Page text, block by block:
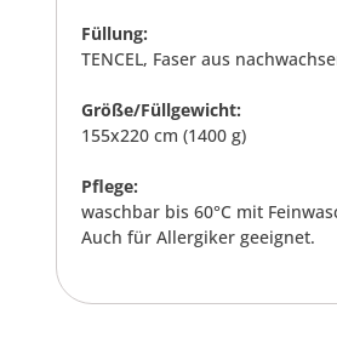
Füllung:
TENCEL, Faser aus
Größe/Füllgewicht:
155x220 cm (1400 g)
Pflege:
waschbar bis 60°C mit
Auch für Allergiker geeignet.